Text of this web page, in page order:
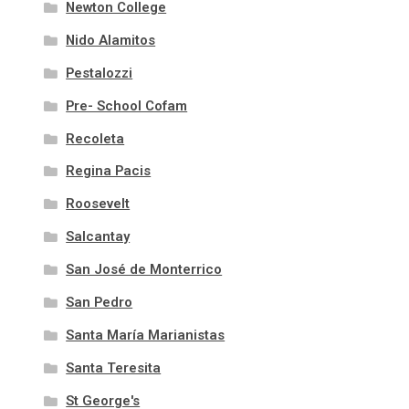
Newton College
Nido Alamitos
Pestalozzi
Pre- School Cofam
Recoleta
Regina Pacis
Roosevelt
Salcantay
San José de Monterrico
San Pedro
Santa María Marianistas
Santa Teresita
St George's